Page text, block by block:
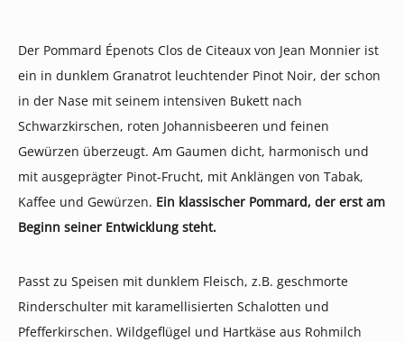
Der Pommard Épenots Clos de Citeaux von Jean Monnier ist
ein in dunklem Granatrot leuchtender Pinot Noir, der schon
in der Nase mit seinem intensiven Bukett nach
Schwarzkirschen, roten Johannisbeeren und feinen
Gewürzen überzeugt. Am Gaumen dicht, harmonisch und
mit ausgeprägter Pinot-Frucht, mit Anklängen von Tabak,
Kaffee und Gewürzen. Ein klassischer Pommard, der erst am
Beginn seiner Entwicklung steht.
Passt zu Speisen mit dunklem Fleisch, z.B. geschmorte
Rinderschulter mit karamellisierten Schalotten und
Pfefferkirschen. Wildgeflügel und Hartkäse aus Rohmilch